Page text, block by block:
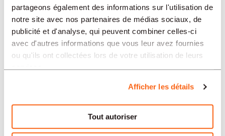
partageons également des informations sur l'utilisation de
notre site avec nos partenaires de médias sociaux, de
publicité et d'analyse, qui peuvent combiner celles-ci
avec d'autres informations que vous leur avez fournies
ou qu'ils ont collectées lors de votre utilisation de leurs
Afficher les détails
Tout autoriser
Bâtiment/Construction/Travaux publics
Mendrisio
Offres d'emploi
Bâtiment/Construction/Travaux publics
Berne
Bâtiment/Construction/Travaux publics
Yverdon-les-Bains
Bâtiment/Construction/Travaux publics